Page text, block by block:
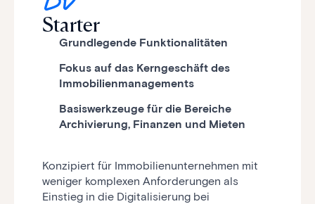
Starter
Grundlegende Funktionalitäten
Fokus auf das Kerngeschäft des
Immobilienmanagements
Basiswerkzeuge für die Bereiche
Archivierung, Finanzen und Mieten
Konzipiert für Immobilienunternehmen mit
weniger komplexen Anforderungen als
Einstieg in die Digitalisierung bei